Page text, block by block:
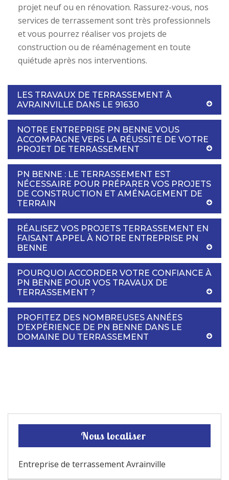
projet neuf ou en rénovation. Rassurez-vous, nos
services de terrassement sont très professionnels
et vous pourrez réaliser vos projets de
construction ou de réaménagement en toute
quiétude après nos interventions.
LES TRAVAUX DE TERRASSEMENT À
AVRAINVILLE DANS LE 91630
NOTRE ENTREPRISE PN BENNE VOUS
ACCOMPAGNE VERS LA RÉUSSITE DE VOTRE
PROJET DE TERRASSEMENT
PN BENNE : LE TERRASSEMENT EST
NÉCESSAIRE POUR PRÉPARER VOS PROJETS
DE CONSTRUCTION ET AMÉNAGEMENT DE
TERRAIN
RÉALISEZ VOS PROJETS TERRASSEMENT EN
FAISANT APPEL À NOTRE ENTREPRISE PN
BENNE
POURQUOI ACCORDER VOTRE CONFIANCE À
PN BENNE POUR VOS TRAVAUX DE
TERRASSEMENT ?
PROFITEZ DES NOMBREUSES ANNÉES
D’EXPÉRIENCE DE PN BENNE DANS LE
DOMAINE DU TERRASSEMENT
Nous localiser
Entreprise de terrassement Avrainville